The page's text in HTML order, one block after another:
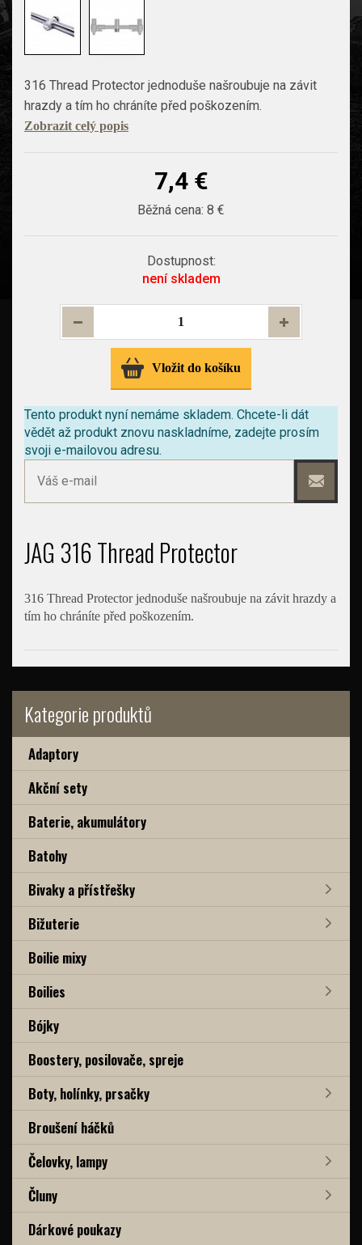
Kategorie produktů
Adaptory
Akční sety
Baterie, akumulátory
Batohy
Bivaky a přístřešky
Bižuterie
Boilie mixy
Boilies
Bójky
Boostery, posilovače, spreje
Boty, holínky, prsačky
Broušení háčků
Čelovky, lampy
Čluny
Dárkové poukazy
316 Thread Protector jednoduše našroubuje na závit
hrazdy a tím ho chráníte před poškozením.
Zobrazit celý popis
7,4 €
Běžná cena: 8 €
Dostupnost:
není skladem
Vložit do košíku
Tento produkt nyní nemáme skladem. Chcete-li dát
vědět až produkt znovu naskladníme, zadejte prosím
svoji e-mailovou adresu.
JAG 316 Thread Protector
316 Thread Protector jednoduše našroubuje na závit hrazdy a
tím ho chráníte před poškozením.